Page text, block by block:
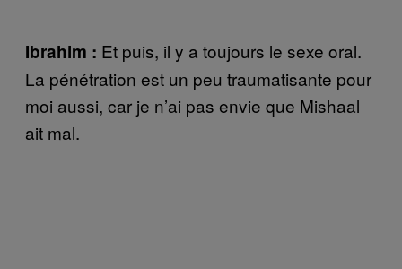
Ibrahim : Et puis, il y a toujours le sexe oral.
La pénétration est un peu traumatisante pour
moi aussi, car je n’ai pas envie que Mishaal
ait mal.